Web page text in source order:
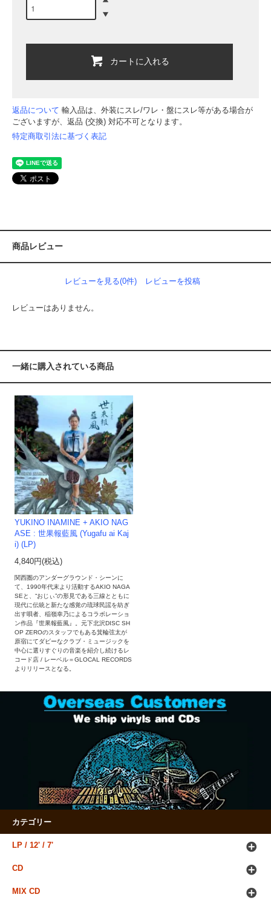
カートに入れる
返品について 輸入品は、外装にスレ/ワレ・盤にスレ等がある場合が
ございますが、返品 (交換) 対応不可となります。
特定商取引法に基づく表記
商品レビュー
レビューを見る(0件) レビューを投稿
レビューはありません。
一緒に購入されている商品
YUKINO INAMINE + AKIO NAG
ASE : 世果報藍風 (Yugafu ai Kaj
i) (LP)
4,840円(税込)
関西圏のアンダーグラウンド・シーンに
て、1990年代末より活動するAKIO NAGA
SEと、“おじぃ”の形見である三線とともに
現代に伝統と新たな感覚の琉球民謡を紡ぎ
出す唄者、稲嶺幸乃によるコラボレーショ
ン作品『世果報藍風』。元下北沢DISC SH
OP ZEROのスタッフでもある箕輪弦太が
原宿にてダビーなクラブ・ミュージックを
中心に選りすぐりの音楽を紹介し続けるレ
コード店 / レーベル＝GLOCAL RECORDS
よりリリースとなる。
カテゴリー
LP / 12' / 7'
CD
MIX CD